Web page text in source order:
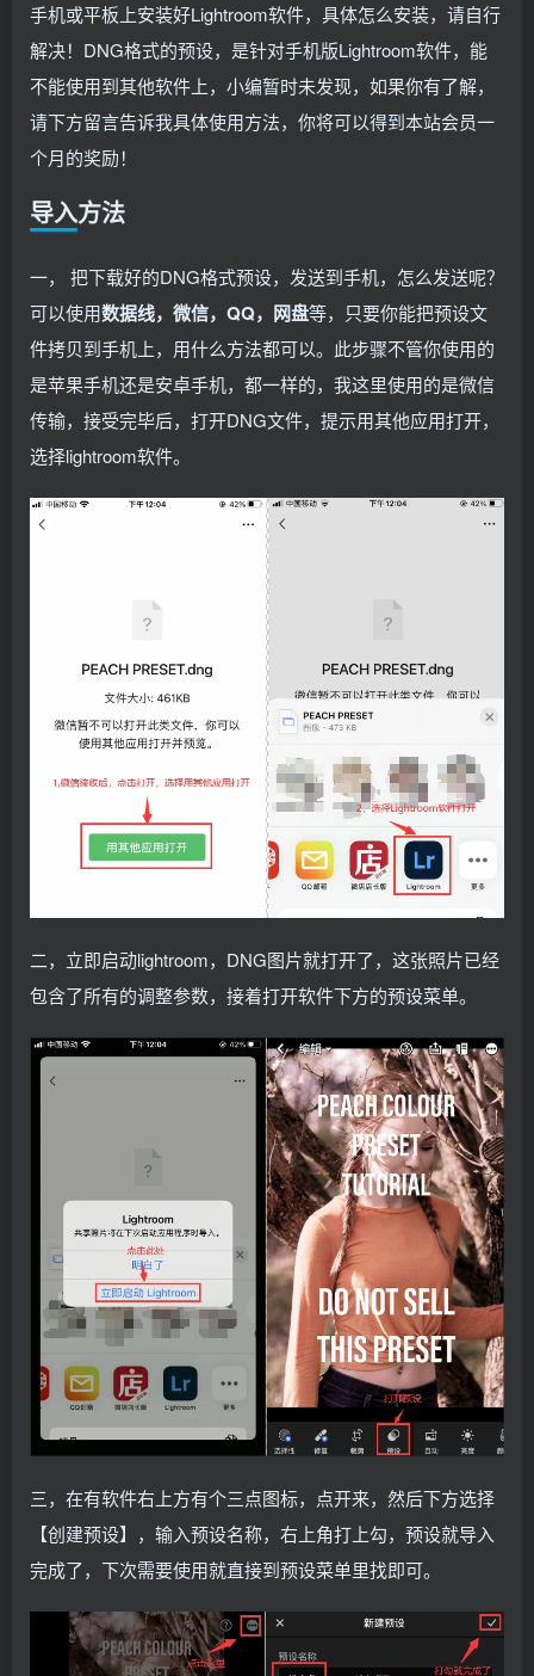
手机或平板上安装好Lightroom软件，具体怎么安装，请自行
解决！DNG格式的预设，是针对手机版Lightroom软件，能
不能使用到其他软件上，小编暂时未发现，如果你有了解，
请下方留言告诉我具体使用方法，你将可以得到本站会员一
个月的奖励！
导入方法
一， 把下载好的DNG格式预设，发送到手机，怎么发送呢？
可以使用数据线，微信，QQ，网盘等，只要你能把预设文
件拷贝到手机上，用什么方法都可以。此步骤不管你使用的
是苹果手机还是安卓手机，都一样的，我这里使用的是微信
传输，接受完毕后，打开DNG文件，提示用其他应用打开，
选择lightroom软件。
二，立即启动lightroom，DNG图片就打开了，这张照片已经
包含了所有的调整参数，接着打开软件下方的预设菜单。
三，在有软件右上方有个三点图标，点开来，然后下方选择
【创建预设】，输入预设名称，右上角打上勾，预设就导入
完成了，下次需要使用就直接到预设菜单里找即可。